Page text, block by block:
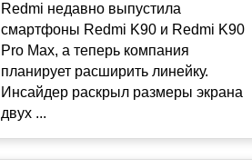
Redmi недавно выпустила
смартфоны Redmi K90 и Redmi K90
Pro Max, а теперь компания
планирует расширить линейку.
Инсайдер раскрыл размеры экрана
двух ...